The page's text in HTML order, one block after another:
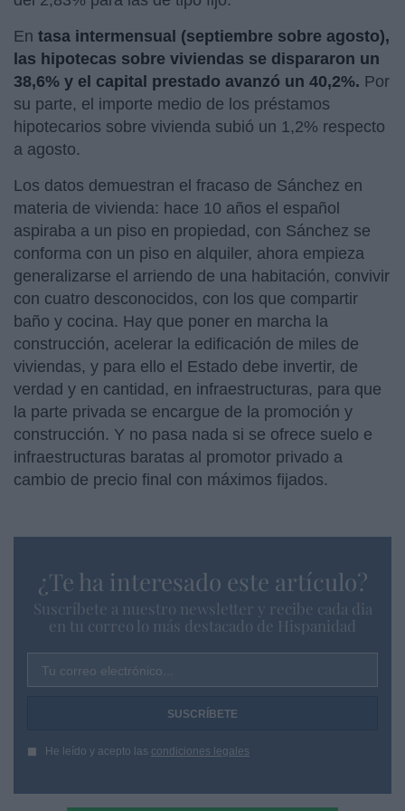
En tasa intermensual (septiembre sobre agosto),
las hipotecas sobre viviendas se dispararon un
38,6% y el capital prestado avanzó un 40,2%. Por
su parte, el importe medio de los préstamos
hipotecarios sobre vivienda subió un 1,2% respecto
a agosto.
Los datos demuestran el fracaso de Sánchez en
materia de vivienda: hace 10 años el español
aspiraba a un piso en propiedad, con Sánchez se
conforma con un piso en alquiler, ahora empieza
generalizarse el arriendo de una habitación, convivir
con cuatro desconocidos, con los que compartir
baño y cocina. Hay que poner en marcha la
construcción, acelerar la edificación de miles de
viviendas, y para ello el Estado debe invertir, de
verdad y en cantidad, en infraestructuras, para que
la parte privada se encargue de la promoción y
construcción. Y no pasa nada si se ofrece suelo e
infraestructuras baratas al promotor privado a
cambio de precio final con máximos fijados.
¿Te ha interesado este artículo?
Suscríbete a nuestro newsletter y recibe cada dia
en tu correo lo más destacado de Hispanidad
Tu correo electrónico...
He leído y acepto las condiciones legales